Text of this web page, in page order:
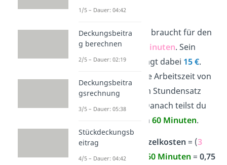
Beispiel:
Ein Mechatroniker braucht für den
Reifenwechsel
3 Minuten. Sein
Stundensatz beträgt dabei 15 €.
Jetzt nimmst du die Arbeitszeit von
3 Minuten mit dem Stundensatz
von 15 Euro mal. Danach teilst du
das Produkt durch 60 Minuten.
Fertigungseinzelkosten = (3
Minuten•15 € 60 Minuten = 0,75
1/5 – Dauer: 04:42
Deckungsbeitra
g berechnen
2/5 – Dauer: 02:19
Deckungsbeitra
gsrechnung
3/5 – Dauer: 05:38
Stückdeckungsb
eitrag
4/5 – Dauer: 04:42